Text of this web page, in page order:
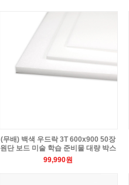
(무배) 백색 우드락 3T 600x900 50장
원단 보드 미술 학습 준비물 대량 박스
99,990원